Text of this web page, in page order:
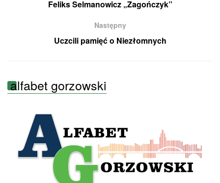
Feliks Selmanowicz „Zagończyk”
Następny
Uczcili pamięć o Niezłomnych
alfabet gorzowski